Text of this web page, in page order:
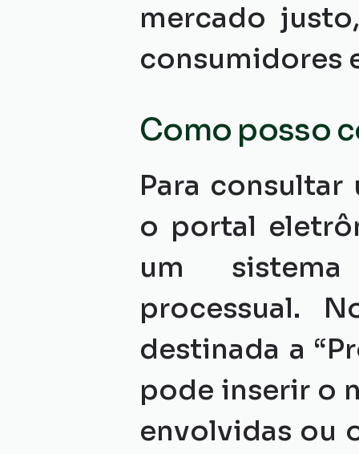
mercado
consumidores
Como posso
Para consultar
o portal
um
processual.
destinada a
pode inserir o
envolvidas ou